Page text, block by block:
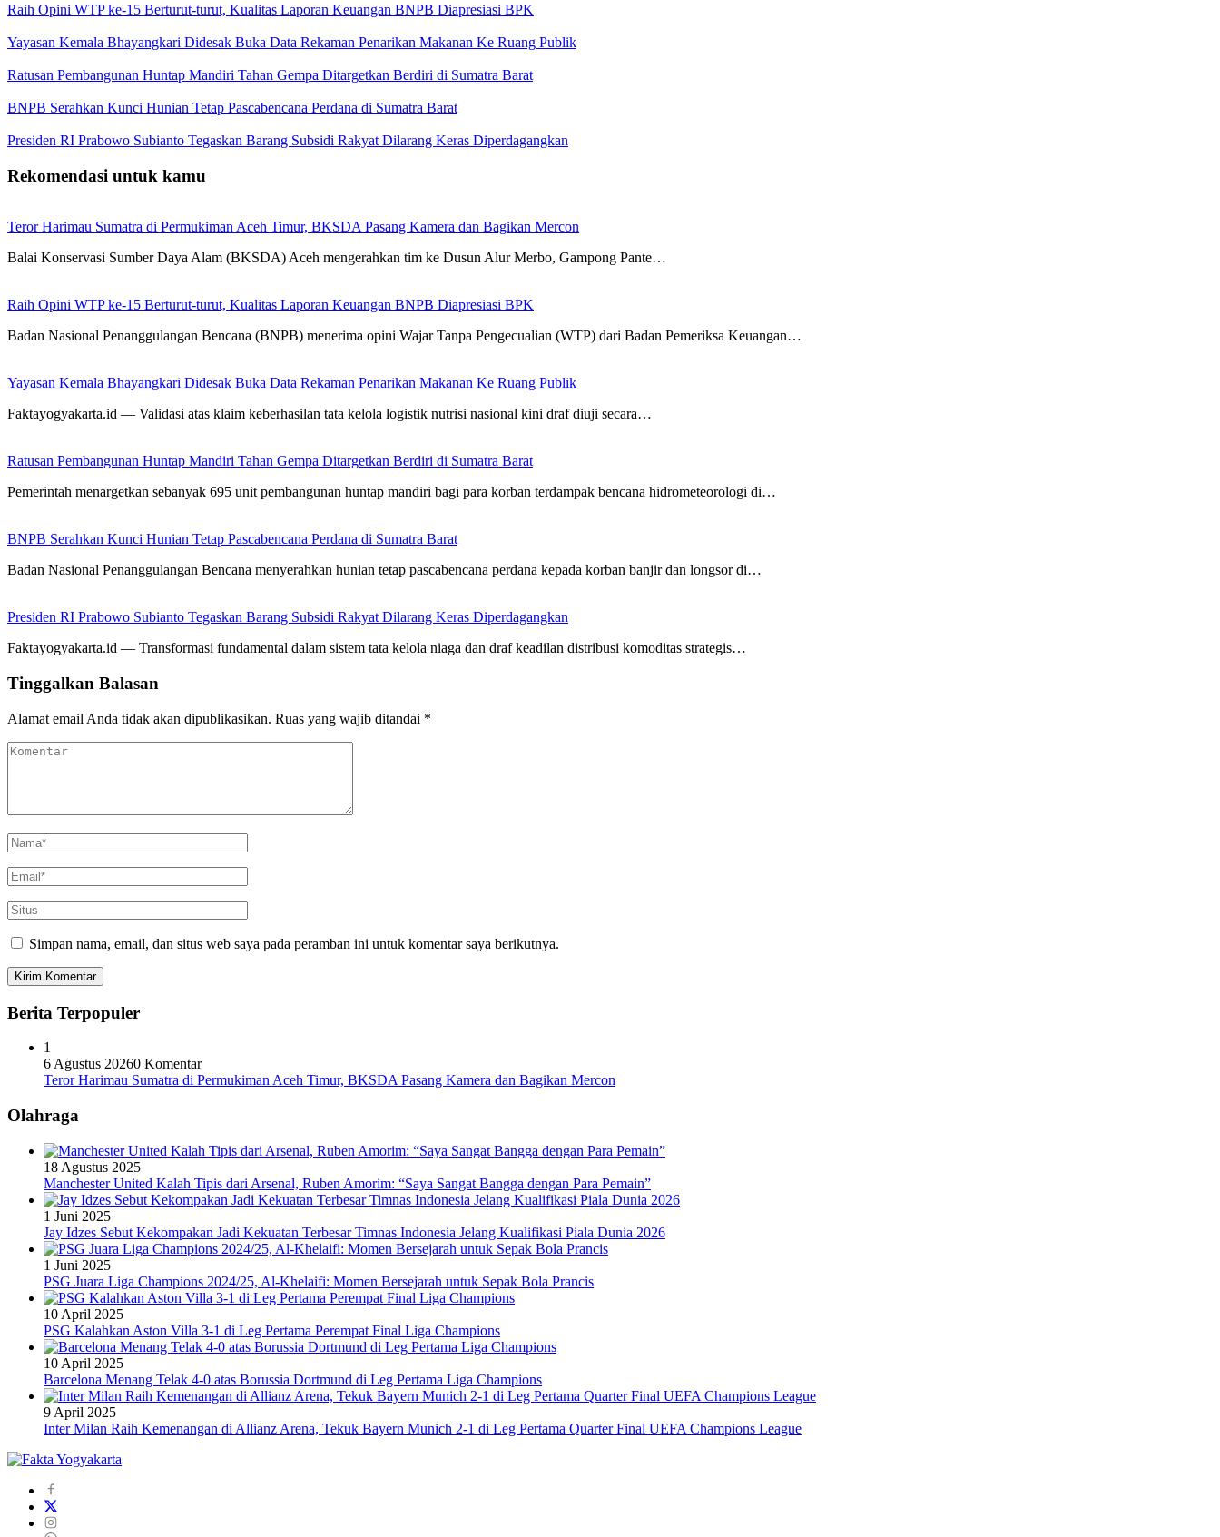
Raih Opini WTP ke-15 Berturut-turut, Kualitas Laporan Keuangan BNPB Diapresiasi BPK
Yayasan Kemala Bhayangkari Didesak Buka Data Rekaman Penarikan Makanan Ke Ruang Publik
Ratusan Pembangunan Huntap Mandiri Tahan Gempa Ditargetkan Berdiri di Sumatra Barat
BNPB Serahkan Kunci Hunian Tetap Pascabencana Perdana di Sumatra Barat
Presiden RI Prabowo Subianto Tegaskan Barang Subsidi Rakyat Dilarang Keras Diperdagangkan
Rekomendasi untuk kamu
Teror Harimau Sumatra di Permukiman Aceh Timur, BKSDA Pasang Kamera dan Bagikan Mercon
Balai Konservasi Sumber Daya Alam (BKSDA) Aceh mengerahkan tim ke Dusun Alur Merbo, Gampong Pante…
Raih Opini WTP ke-15 Berturut-turut, Kualitas Laporan Keuangan BNPB Diapresiasi BPK
Badan Nasional Penanggulangan Bencana (BNPB) menerima opini Wajar Tanpa Pengecualian (WTP) dari Badan Pemeriksa Keuangan…
Yayasan Kemala Bhayangkari Didesak Buka Data Rekaman Penarikan Makanan Ke Ruang Publik
Faktayogyakarta.id — Validasi atas klaim keberhasilan tata kelola logistik nutrisi nasional kini draf diuji secara…
Ratusan Pembangunan Huntap Mandiri Tahan Gempa Ditargetkan Berdiri di Sumatra Barat
Pemerintah menargetkan sebanyak 695 unit pembangunan huntap mandiri bagi para korban terdampak bencana hidrometeorologi di…
BNPB Serahkan Kunci Hunian Tetap Pascabencana Perdana di Sumatra Barat
Badan Nasional Penanggulangan Bencana menyerahkan hunian tetap pascabencana perdana kepada korban banjir dan longsor di…
Presiden RI Prabowo Subianto Tegaskan Barang Subsidi Rakyat Dilarang Keras Diperdagangkan
Faktayogyakarta.id — Transformasi fundamental dalam sistem tata kelola niaga dan draf keadilan distribusi komoditas strategis…
Tinggalkan Balasan
Alamat email Anda tidak akan dipublikasikan. Ruas yang wajib ditandai *
Simpan nama, email, dan situs web saya pada peramban ini untuk komentar saya berikutnya.
Berita Terpopuler
1
6 Agustus 20260 Komentar
Teror Harimau Sumatra di Permukiman Aceh Timur, BKSDA Pasang Kamera dan Bagikan Mercon
Olahraga
18 Agustus 2025
Manchester United Kalah Tipis dari Arsenal, Ruben Amorim: “Saya Sangat Bangga dengan Para Pemain”
1 Juni 2025
Jay Idzes Sebut Kekompakan Jadi Kekuatan Terbesar Timnas Indonesia Jelang Kualifikasi Piala Dunia 2026
1 Juni 2025
PSG Juara Liga Champions 2024/25, Al-Khelaifi: Momen Bersejarah untuk Sepak Bola Prancis
10 April 2025
PSG Kalahkan Aston Villa 3-1 di Leg Pertama Perempat Final Liga Champions
10 April 2025
Barcelona Menang Telak 4-0 atas Borussia Dortmund di Leg Pertama Liga Champions
9 April 2025
Inter Milan Raih Kemenangan di Allianz Arena, Tekuk Bayern Munich 2-1 di Leg Pertama Quarter Final UEFA Champions League